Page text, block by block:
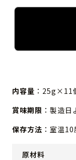
内容量 ：25g×11
賞味期限 ：製造日
保存方法 ：室温
原材料